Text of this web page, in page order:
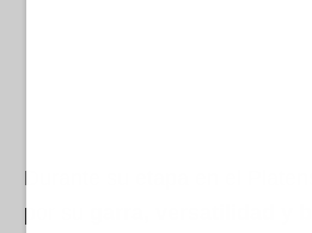
Durante su etapa en el
por su